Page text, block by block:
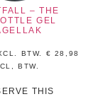
– THE
GEL
BTW. € 28,98
BTW.
THIS